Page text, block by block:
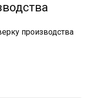
производства